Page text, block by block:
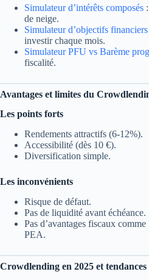
Simulateur d’intérêts composés
de neige.
Simulateur d’objectifs financiers
investir chaque mois.
Simulateur PFU vs Barème
fiscalité.
Avantages et limites du
Les points forts
Rendements attractifs (6-12%).
Accessibilité (dès 10 €).
Diversification simple.
Les inconvénients
Risque de défaut.
Pas de liquidité avant échéance.
Pas d’avantages fiscaux
PEA.
Crowdlending en 2025 et